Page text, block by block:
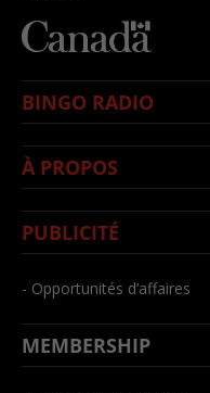
BINGO RADIO
À PROPOS
PUBLICITÉ
- Opportunités d’affaires
MEMBERSHIP